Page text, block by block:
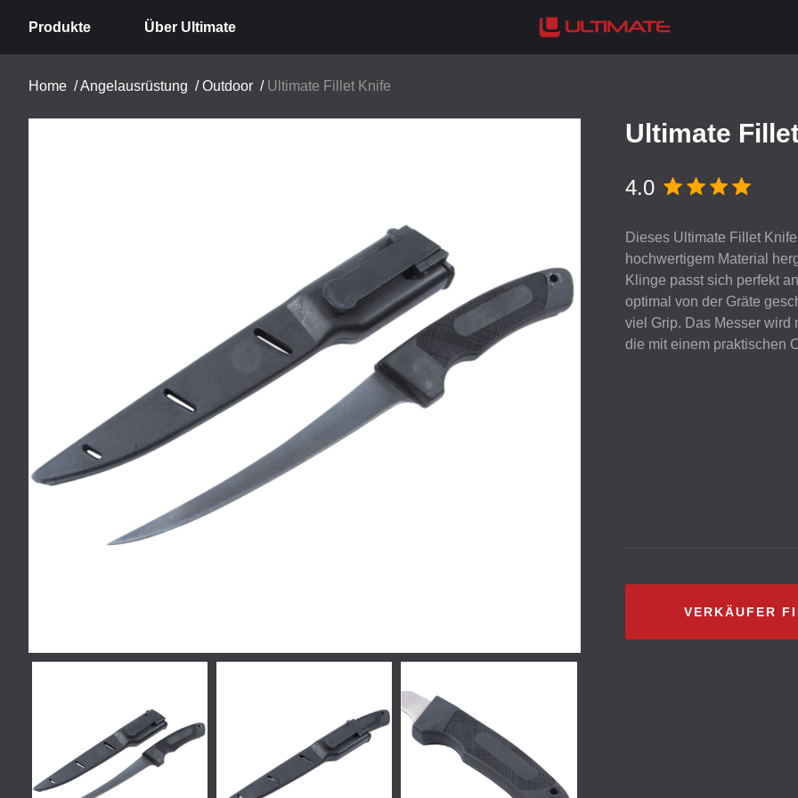
Produkte Über Ultimate
Home /Angelausrüstung /Outdoor / Ultimate Fillet Knife
Ultimate
4.0
Dieses Ultimate Fillet
hochwertigem Material
Klinge passt sich perfekt
optimal von der Gräte
viel Grip. Das Messer wird
die mit einem praktischen
VERKÄUFER